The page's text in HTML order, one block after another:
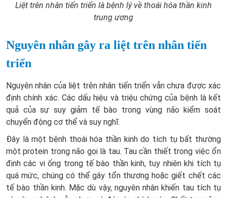
Liệt trên nhân tiến triển là bệnh lý về thoái hóa thần kinh
trung ương
Nguyên nhân gây ra liệt trên nhân tiến
triển
Nguyên nhân của liệt trên nhân tiến triển vẫn chưa được xác
định chính xác. Các dấu hiệu và triệu chứng của bệnh là kết
quả của sự suy giảm tế bào trong vùng não kiểm soát
chuyển động cơ thể và suy nghĩ.
Đây là một bệnh thoái hóa thần kinh do tích tụ bất thường
một protein trong não gọi là tau. Tau cần thiết trong việc ổn
định các vi ống trong tế bào thần kinh, tuy nhiên khi tích tụ
quá mức, chúng có thể gây tổn thương hoặc giết chết các
tế bào thần kinh. Mặc dù vậy, nguyên nhân khiến tau tích tụ